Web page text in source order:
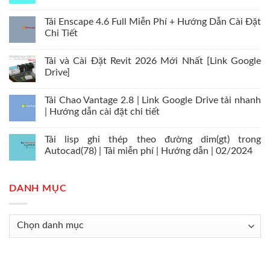
Tải Enscape 4.6 Full Miễn Phí + Hướng Dẫn Cài Đặt
Chi Tiết
Tải và Cài Đặt Revit 2026 Mới Nhất [Link Google
Drive]
Tải Chao Vantage 2.8 | Link Google Drive tải nhanh
| Hướng dẫn cài đặt chi tiết
Tải lisp ghi thép theo đường dim(gt) trong
Autocad(78) | Tải miễn phí | Hướng dẫn | 02/2024
DANH MỤC
Danh